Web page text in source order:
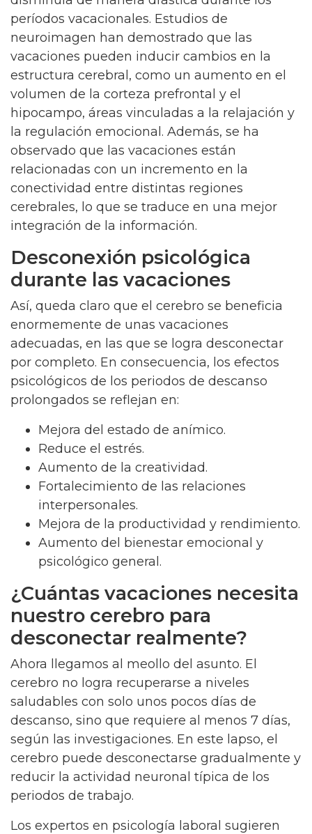
períodos vacacionales. Estudios de
neuroimagen han demostrado que las
vacaciones pueden inducir cambios en la
estructura cerebral, como un aumento en el
volumen de la corteza prefrontal y el
hipocampo, áreas vinculadas a la relajación y
la regulación emocional. Además, se ha
observado que las vacaciones están
relacionadas con un incremento en la
conectividad entre distintas regiones
cerebrales, lo que se traduce en una mejor
integración de la información.
Desconexión psicológica
durante las vacaciones
Así, queda claro que el cerebro se beneficia
enormemente de unas vacaciones
adecuadas, en las que se logra desconectar
por completo. En consecuencia, los efectos
psicológicos de los periodos de descanso
prolongados se reflejan en:
Mejora del estado de anímico.
Reduce el estrés.
Aumento de la creatividad.
Fortalecimiento de las relaciones
interpersonales.
Mejora de la productividad y rendimiento.
Aumento del bienestar emocional y
psicológico general.
¿Cuántas vacaciones necesita
nuestro cerebro para
desconectar realmente?
Ahora llegamos al meollo del asunto. El
cerebro no logra recuperarse a niveles
saludables con solo unos pocos días de
descanso, sino que requiere al menos 7 días,
según las investigaciones. En este lapso, el
cerebro puede desconectarse gradualmente y
reducir la actividad neuronal típica de los
periodos de trabajo.
Los expertos en psicología laboral sugieren